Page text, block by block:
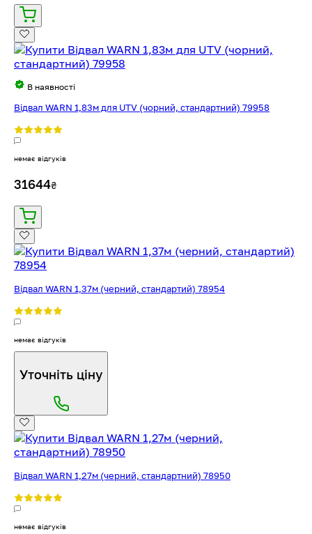
В наявності
Відвал WARN 1,83м для UTV (чорний, стандартний) 79958
немає відгуків
31644₴
Відвал WARN 1,37м (черний, стандартий) 78954
немає відгуків
Уточніть ціну
Відвал WARN 1,27м (черний, стандартний) 78950
немає відгуків